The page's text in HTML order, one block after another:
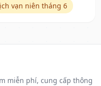
vạn niên tháng 6
miễn phí, cung cấp thông